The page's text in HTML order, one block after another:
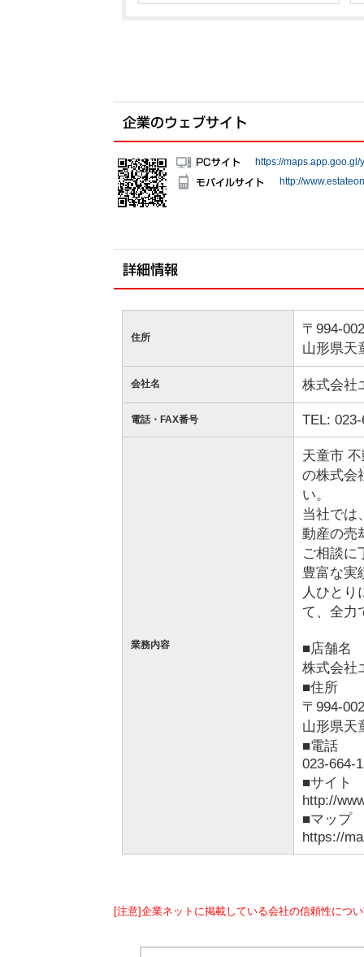
https://
http://
住所
〒994-
山形県天
会社名 株式会社
電話・FAX番号 TEL:
業務内容
天童市
の株式会
い。
当社では
動産の売
ご相談に
豊富な実
人ひと
て、全力
■店舗
株式会社
■住所
〒994-
山形県天
■電話
023-664-
■サイ
http://
■マッ
https://
[注意]企業ネットに掲載している会社の信頼性につ